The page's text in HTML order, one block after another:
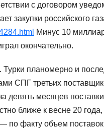
с договором
закупки российского
Минус 10
окончательно.
планомерно и
СПГ третьих
девять месяцев
ближе к весне 20
по факту объем